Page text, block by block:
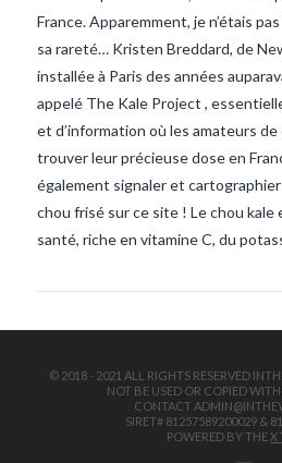
France. Apparemment, je n’étais
sa rareté… Kristen Breddard, de
installée à Paris des années
appelé The Kale Project ,
et d’information où les amateurs
trouver leur précieuse dose en
également signaler et
chou frisé sur ce site ! Le chou kale
santé, riche en vitamine C, du
© 2018 - 2021 ALL RIGHTS RESERVED
NOT BE USED OR COPIED
CONTACT
SIRET# 81257589200029 &
POWERED BY THEX